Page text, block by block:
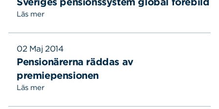
Läs mer
02 Maj 2014
Pensionärerna räddas av
premiepensionen
Läs mer